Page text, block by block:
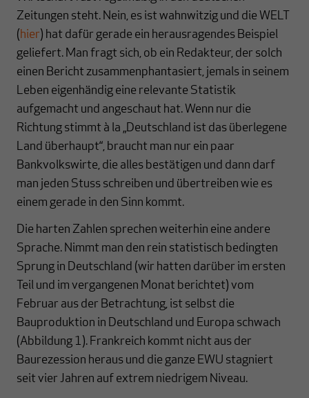
Zeitungen steht. Nein, es ist wahnwitzig und die WELT
(hier) hat dafür gerade ein herausragendes Beispiel
geliefert. Man fragt sich, ob ein Redakteur, der solch
einen Bericht zusammenphantasiert, jemals in seinem
Leben eigenhändig eine relevante Statistik
aufgemacht und angeschaut hat. Wenn nur die
Richtung stimmt à la „Deutschland ist das überlegene
Land überhaupt“, braucht man nur ein paar
Bankvolkswirte, die alles bestätigen und dann darf
man jeden Stuss schreiben und übertreiben wie es
einem gerade in den Sinn kommt.
Die harten Zahlen sprechen weiterhin eine andere
Sprache. Nimmt man den rein statistisch bedingten
Sprung in Deutschland (wir hatten darüber im ersten
Teil und im vergangenen Monat berichtet) vom
Februar aus der Betrachtung, ist selbst die
Bauproduktion in Deutschland und Europa schwach
(Abbildung 1). Frankreich kommt nicht aus der
Baurezession heraus und die ganze EWU stagniert
seit vier Jahren auf extrem niedrigem Niveau.